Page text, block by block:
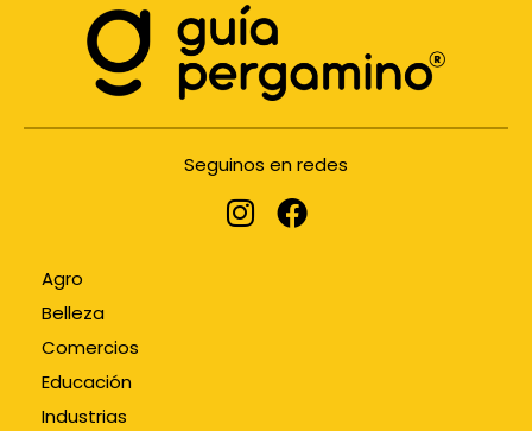
Seguinos en redes
Agro
Belleza
Comercios
Educación
Industrias